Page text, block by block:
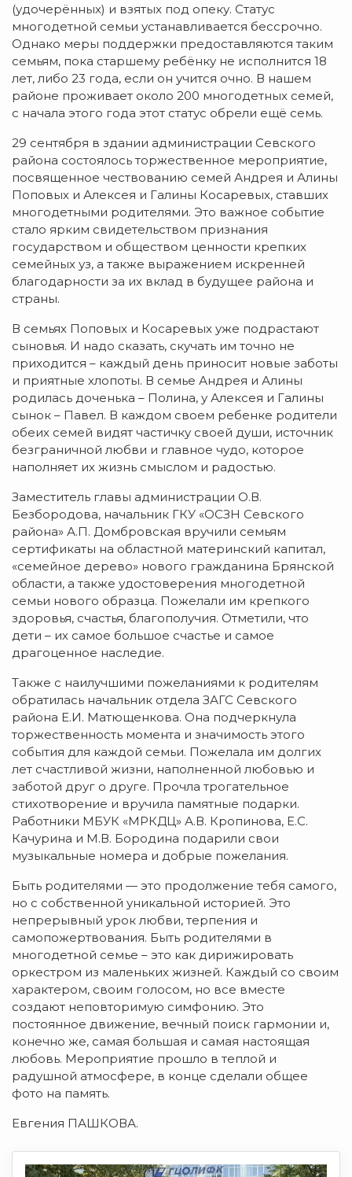
(удочерённых) и взятых под опеку. Статус
многодетной семьи устанавливается бессрочно.
Однако меры поддержки предоставляются таким
семьям, пока старшему ребёнку не исполнится 18
лет, либо 23 года, если он учится очно. В нашем
районе проживает около 200 многодетных семей,
с начала этого года этот статус обрели ещё семь.
29 сентября в здании администрации Севского
района состоялось торжественное мероприятие,
посвященное чествованию семей Андрея и Алины
Поповых и Алексея и Галины Косаревых, ставших
многодетными родителями. Это важное событие
стало ярким свидетельством признания
государством и обществом ценности крепких
семейных уз, а также выражением искренней
благодарности за их вклад в будущее района и
страны.
В семьях Поповых и Косаревых уже подрастают
сыновья. И надо сказать, скучать им точно не
приходится – каждый день приносит новые заботы
и приятные хлопоты. В семье Андрея и Алины
родилась доченька – Полина, у Алексея и Галины
сынок – Павел. В каждом своем ребенке родители
обеих семей видят частичку своей души, источник
безграничной любви и главное чудо, которое
наполняет их жизнь смыслом и радостью.
Заместитель главы администрации О.В.
Безбородова, начальник ГКУ «ОСЗН Севского
района» А.П. Домбровская вручили семьям
сертификаты на областной материнский капитал,
«семейное дерево» нового гражданина Брянской
области, а также удостоверения многодетной
семьи нового образца. Пожелали им крепкого
здоровья, счастья, благополучия. Отметили, что
дети – их самое большое счастье и самое
драгоценное наследие.
Также с наилучшими пожеланиями к родителям
обратилась начальник отдела ЗАГС Севского
района Е.И. Матющенкова. Она подчеркнула
торжественность момента и значимость этого
события для каждой семьи. Пожелала им долгих
лет счастливой жизни, наполненной любовью и
заботой друг о друге. Прочла трогательное
стихотворение и вручила памятные подарки.
Работники МБУК «МРКДЦ» А.В. Кропинова, Е.С.
Качурина и М.В. Бородина подарили свои
музыкальные номера и добрые пожелания.
Быть родителями — это продолжение тебя самого,
но с собственной уникальной историей. Это
непрерывный урок любви, терпения и
самопожертвования. Быть родителями в
многодетной семье – это как дирижировать
оркестром из маленьких жизней. Каждый со своим
характером, своим голосом, но все вместе
создают неповторимую симфонию. Это
постоянное движение, вечный поиск гармонии и,
конечно же, самая большая и самая настоящая
любовь. Мероприятие прошло в теплой и
радушной атмосфере, в конце сделали общее
фото на память.
Евгения ПАШКОВА.